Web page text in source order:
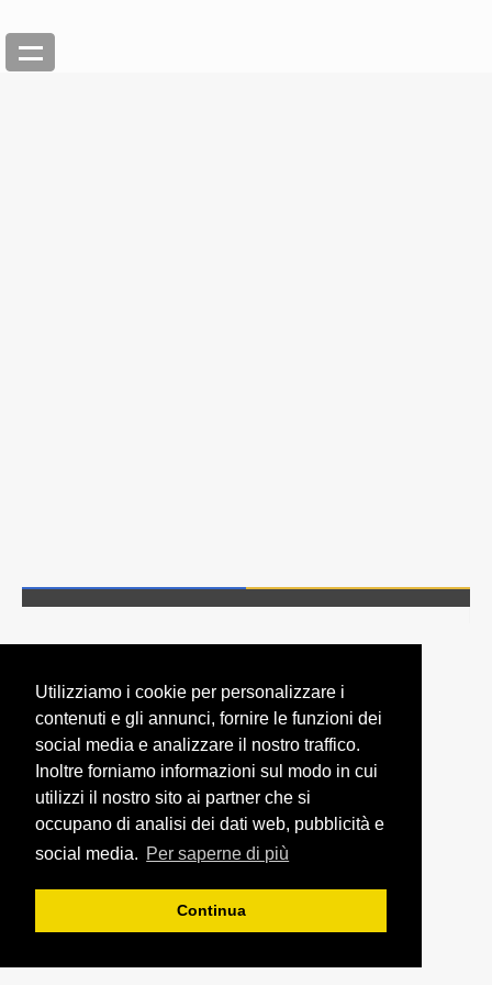
Utilizziamo i cookie per personalizzare i
contenuti e gli annunci, fornire le funzioni dei
social media e analizzare il nostro traffico.
Inoltre forniamo informazioni sul modo in cui
utilizzi il nostro sito ai partner che si
occupano di analisi dei dati web, pubblicità e
social media. Per saperne di più
Continua